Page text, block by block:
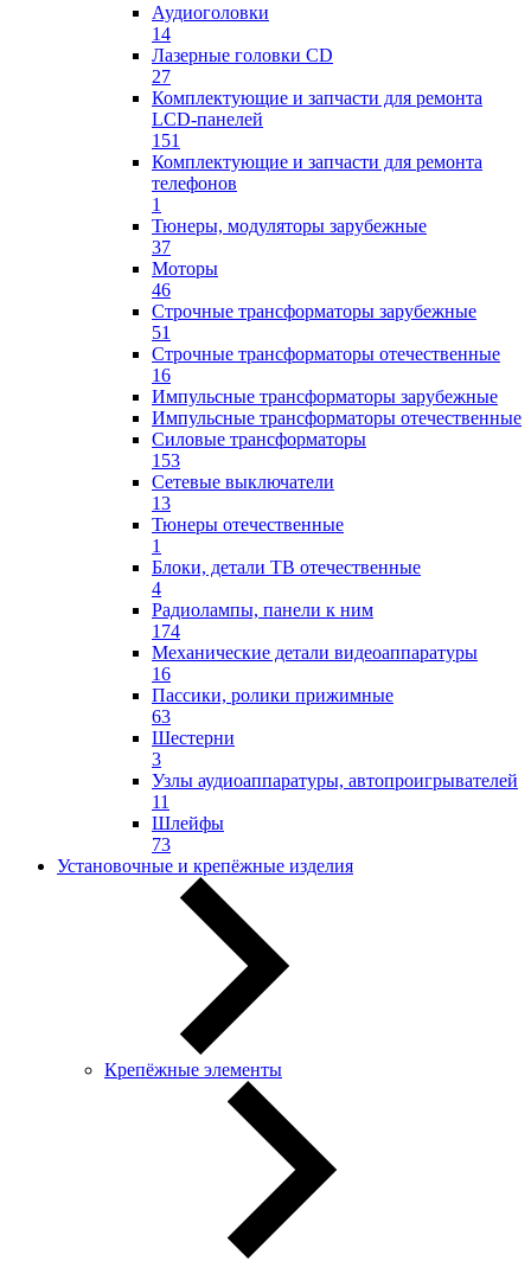
Аудиоголовки
14
Лазерные головки CD
27
Комплектующие и запчасти для ремонта
LCD-панелей
151
Комплектующие и запчасти для ремонта
телефонов
1
Тюнеры, модуляторы зарубежные
37
Моторы
46
Строчные трансформаторы зарубежные
51
Строчные трансформаторы отечественные
16
Импульсные трансформаторы зарубежные
Импульсные трансформаторы отечественные
Силовые трансформаторы
153
Сетевые выключатели
13
Тюнеры отечественные
1
Блоки, детали ТВ отечественные
4
Радиолампы, панели к ним
174
Механические детали видеоаппаратуры
16
Пассики, ролики прижимные
63
Шестерни
3
Узлы аудиоаппаратуры, автопроигрывателей
11
Шлейфы
73
Установочные и крепёжные изделия
Крепёжные элементы